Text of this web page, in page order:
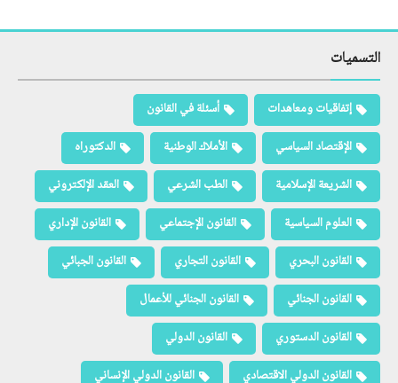
التسميات
إتفاقيات ومعاهدات
أسئلة في القانون
الإقتصاد السياسي
الأملاك الوطنية
الدكتوراه
الشريعة الإسلامية
الطب الشرعي
العقد الإلكتروني
العلوم السياسية
القانون الإجتماعي
القانون الإداري
القانون البحري
القانون التجاري
القانون الجبائي
القانون الجنائي
القانون الجنائي للأعمال
القانون الدستوري
القانون الدولي
القانون الدولي الاقتصادي
القانون الدولي الإنساني